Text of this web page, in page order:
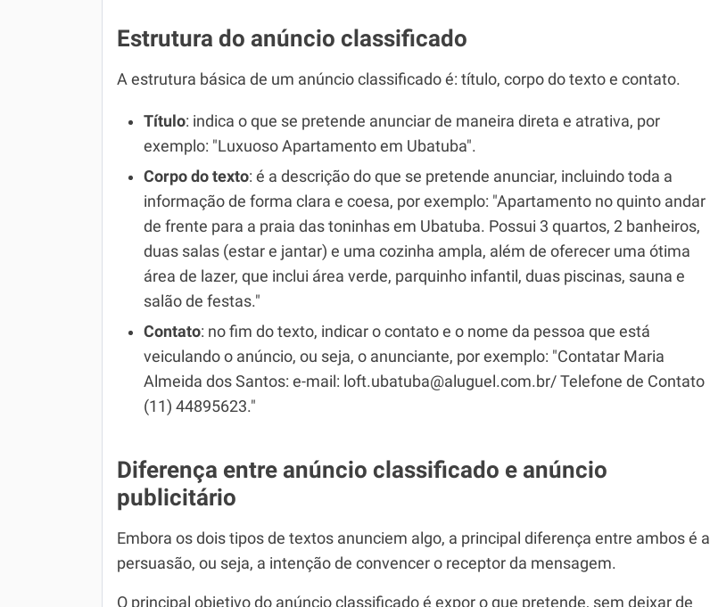
Estrutura do anúncio classificado
A estrutura básica de um anúncio classificado é: título, corpo do texto e contato.
Título: indica o que se pretende anunciar de maneira direta e atrativa, por
exemplo: "Luxuoso Apartamento em Ubatuba".
Corpo do texto: é a descrição do que se pretende anunciar, incluindo toda a
informação de forma clara e coesa, por exemplo: "Apartamento no quinto andar
de frente para a praia das toninhas em Ubatuba. Possui 3 quartos, 2 banheiros,
duas salas (estar e jantar) e uma cozinha ampla, além de oferecer uma ótima
área de lazer, que inclui área verde, parquinho infantil, duas piscinas, sauna e
salão de festas."
Contato: no fim do texto, indicar o contato e o nome da pessoa que está
veiculando o anúncio, ou seja, o anunciante, por exemplo: "Contatar Maria
Almeida dos Santos: e-mail: loft.ubatuba@aluguel.com.br/ Telefone de Contato
(11) 44895623."
Diferença entre anúncio classificado e anúncio
publicitário
Embora os dois tipos de textos anunciem algo, a principal diferença entre ambos é a
persuasão, ou seja, a intenção de convencer o receptor da mensagem.
O principal objetivo do anúncio classificado é expor o que pretende, sem deixar de